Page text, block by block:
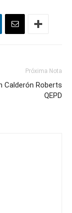
Próxima Nota
Calderón Roberts
QEPD